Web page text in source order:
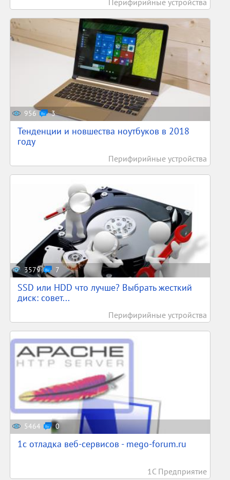
956 3
Тенденции и новшества ноутбуков в 2018
году
Перифирийные устройства
3579 7
SSD или HDD что лучше? Выбрать жесткий
диск: совет...
Перифирийные устройства
5464 0
1c отладка веб-сервисов - mego-forum.ru
1С Предприятие